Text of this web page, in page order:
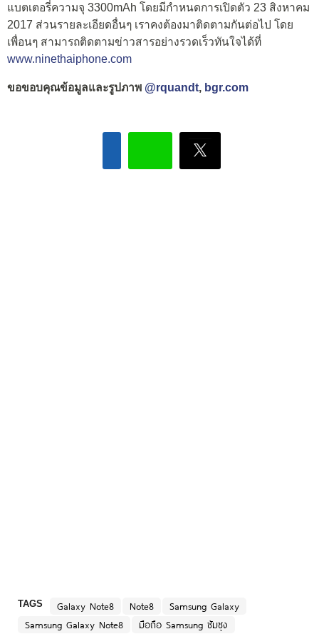
แบตเตอรี่ความจุ 3300mAh โดยมีกำหนดการเปิดตัว 23 สิงหาคม
2017 ส่วนรายละเอียดอื่นๆ เราคงต้องมาติดตามกันต่อไป โดย
เพื่อนๆ สามารถติดตามข่าวสารอย่างรวดเร็วทันใจได้ที่
www.ninethaiphone.com
ขอขอบคุณข้อมูลและรูปภาพ @rquandt, bgr.com
TAGS Galaxy Note8 Note8
Samsung Galaxy
Samsung Galaxy Note8
มือถือ Samsung ซัมซุง